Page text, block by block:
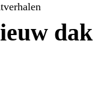
dak